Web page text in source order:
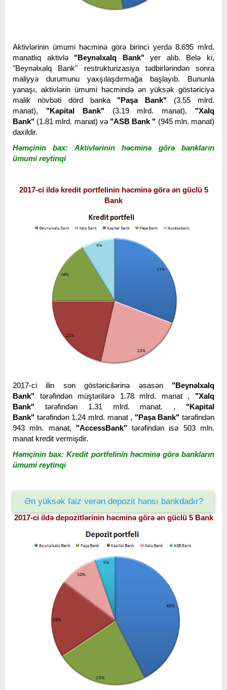
Aktivlərinin ümumi həcminə görə birinci yerdə 8.695 mlrd.
manatlıq aktivlə "Beynəlxalq Bank"yer alıb. Belə ki,
"Beynəlxalq Bank" restrukturizasiya tədbirlərindən sonra
maliyyə durumunu yaxşılaşdırmağa başlayıb. Bununla
yanaşı, aktivlərin ümumi həcmində ən yüksək göstəriciyə
malik növbəti dörd banka "Paşa Bank" (3.55 mlrd.
manat), "Kapital Bank"(3.19 mlrd. manat), "Xalq
Bank" (1.81 mlrd. manat) və "ASB Bank " (945 mln. manat)
daxildir.
Həmçinin bax: Aktivlərinin həcminə görə bankların
ümumi reytinqi
2017-ci ildə kredit portfelinin həcminə görə ən güclü 5
Bank
2017-ci ilin son göstəricilərinə əsasən "Beynəlxalq
Bank"
tərəfindən müştərilərə 1.78 mlrd. manat , "Xalq
Bank" tərəfindən 1.31 mlrd. manat. , "Kapital
Bank" tərəfindən 1.24 mlrd. manat , "Paşa Bank" tərəfindən
943 mln. manat, "AccessBank"tərəfindən isə 503 mln.
manat kredit vermişdir.
Həmçinin bax: Kredit portfelinin həcminə görə bankların
ümumi reytinqi
Ən yüksək faiz verən depozit hansı bankdadır?
2017-ci ildə depozitlərinin həcminə görə ən güclü 5 Bank